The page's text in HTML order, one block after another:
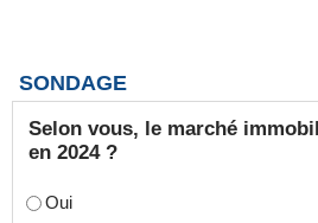
SONDAGE
Selon vous, le marché
en 2024 ?
Oui